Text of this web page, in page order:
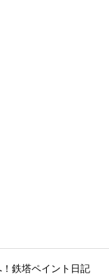
鉄塔ペイント日記